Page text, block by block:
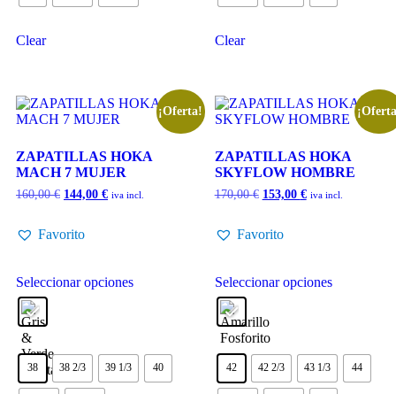
Clear Clear
¡Oferta!
ZAPATILLAS HOKA
MACH 7 MUJER
160,00€ 144,00 € iva incl.
Favorito
Seleccionar opciones
38 38 2/3 39 1/3 40
ZAPATILLAS HOKA
SKYFLOW HOMBRE
170,00€ 153,00 € iva incl.
Favorito
Seleccionar opciones
42 42 2/3 43 1/3 44